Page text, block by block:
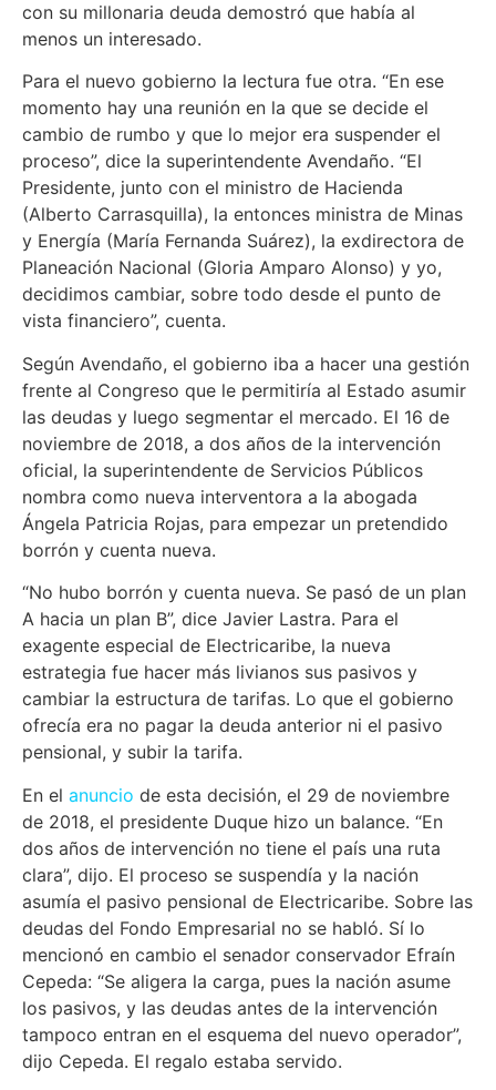
con su millonaria deuda demostró que había al
menos un interesado.
Para el nuevo gobierno la lectura fue otra. “En ese
momento hay una reunión en la que se decide el
cambio de rumbo y que lo mejor era suspender el
proceso”, dice la superintendente Avendaño. “El
Presidente, junto con el ministro de Hacienda
(Alberto Carrasquilla), la entonces ministra de Minas
y Energía (María Fernanda Suárez), la exdirectora de
Planeación Nacional (Gloria Amparo Alonso) y yo,
decidimos cambiar, sobre todo desde el punto de
vista financiero”, cuenta.
Según Avendaño, el gobierno iba a hacer una gestión
frente al Congreso que le permitiría al Estado asumir
las deudas y luego segmentar el mercado. El 16 de
noviembre de 2018, a dos años de la intervención
oficial, la superintendente de Servicios Públicos
nombra como nueva interventora a la abogada
Ángela Patricia Rojas, para empezar un pretendido
borrón y cuenta nueva.
“No hubo borrón y cuenta nueva. Se pasó de un plan
A hacia un plan B”, dice Javier Lastra. Para el
exagente especial de Electricaribe, la nueva
estrategia fue hacer más livianos sus pasivos y
cambiar la estructura de tarifas. Lo que el gobierno
ofrecía era no pagar la deuda anterior ni el pasivo
pensional, y subir la tarifa.
En el anuncio de esta decisión, el 29 de noviembre
de 2018, el presidente Duque hizo un balance. “En
dos años de intervención no tiene el país una ruta
clara”, dijo. El proceso se suspendía y la nación
asumía el pasivo pensional de Electricaribe. Sobre las
deudas del Fondo Empresarial no se habló. Sí lo
mencionó en cambio el senador conservador Efraín
Cepeda: “Se aligera la carga, pues la nación asume
los pasivos, y las deudas antes de la intervención
tampoco entran en el esquema del nuevo operador”,
dijo Cepeda. El regalo estaba servido.